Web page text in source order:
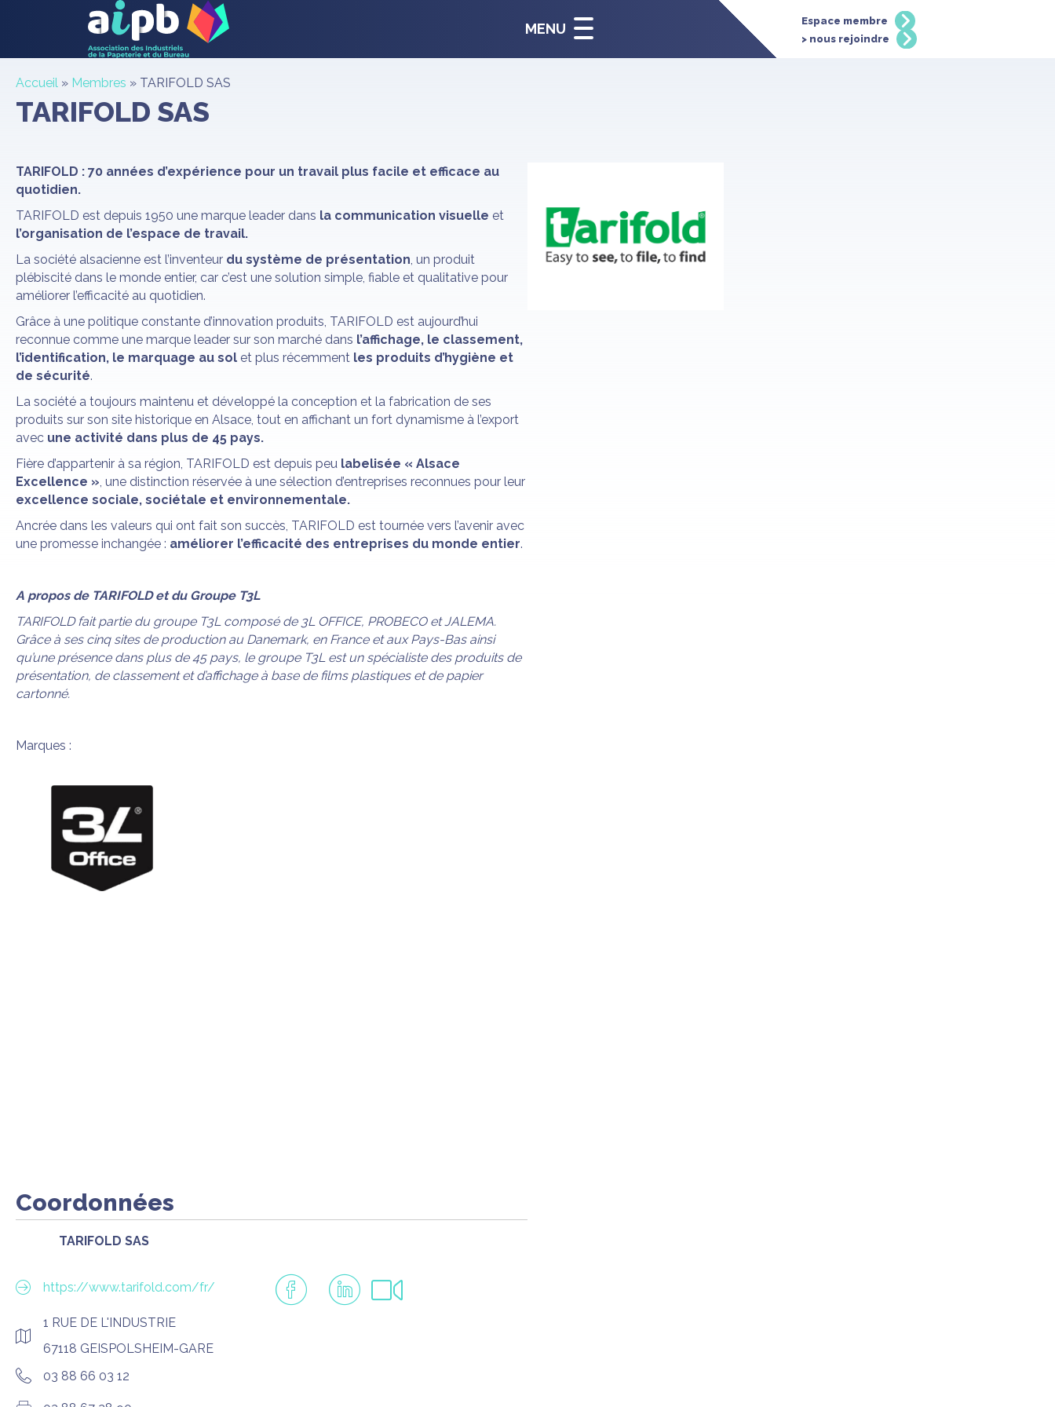
MENU
Espace membre
> nous rejoindre
Accueil » Membres » TARIFOLD SAS
TARIFOLD SAS
TARIFOLD : 70 années d’expérience pour un travail plus facile et efficace au
quotidien.
TARIFOLD est depuis 1950 une marque leader dans la communication visuelle et
l’organisation de l’espace de travail.
La société alsacienne est l’inventeur du système de présentation , un produit
plébiscité dans le monde entier, car c’est une solution simple, fiable et qualitative pour
améliorer l’efficacité au quotidien.
Grâce à une politique constante d’innovation produits, TARIFOLD est aujourd’hui
reconnue comme une marque leader sur son marché dans l’affichage, le classement,
l’identification, le marquage au sol et plus récemment les produits d’hygiène et
de sécurité.
La société a toujours maintenu et développé la conception et la fabrication de ses
produits sur son site historique en Alsace, tout en affichant un fort dynamisme à l’export
avec une activité dans plus de 45 pays.
Fière d’appartenir à sa région, TARIFOLD est depuis peu labelisée « Alsace
Excellence » , une distinction réservée à une sélection d’entreprises reconnues pour leur
excellence sociale, sociétale et environnementale.
Ancrée dans les valeurs qui ont fait son succès, TARIFOLD est tournée vers l’avenir avec
une promesse inchangée : améliorer l’efficacité des entreprises du monde entier.
A propos de TARIFOLD et du Groupe T3L
TARIFOLD fait partie du groupe T3L composé de 3L OFFICE, PROBECO et JALEMA.
Grâce à ses cinq sites de production au Danemark, en France et aux Pays-Bas ainsi
qu’une présence dans plus de 45 pays, le groupe T3L est un spécialiste des produits de
présentation, de classement et d’affichage à base de films plastiques et de papier
cartonné.
Marques :
Coordonnées
TARIFOLD SAS
https://www.tarifold.com/fr/
1 RUE DE L'INDUSTRIE
67118 GEISPOLSHEIM-GARE
03 88 66 03 12